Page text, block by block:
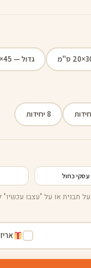
גדול — 45×30 ס"מ
8 יחידות
050-
עסקי כחול
תבנית או על "עצבו